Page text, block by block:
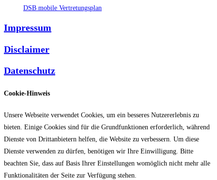
DSB mobile Vertretungsplan
Impressum
Disclaimer
Datenschutz
Cookie-Hinweis
Unsere Webseite verwendet Cookies, um ein besseres Nutzererlebnis zu
bieten. Einige Cookies sind für die Grundfunktionen erforderlich, während
Dienste von Drittanbietern helfen, die Website zu verbessern. Um diese
Dienste verwenden zu dürfen, benötigen wir Ihre Einwilligung. Bitte
beachten Sie, dass auf Basis Ihrer Einstellungen womöglich nicht mehr alle
Funktionalitäten der Seite zur Verfügung stehen.